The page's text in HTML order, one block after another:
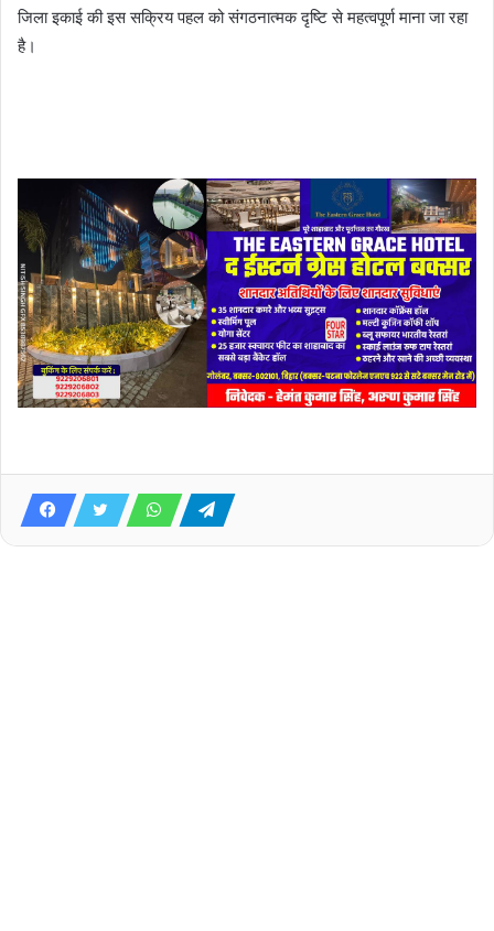
जिला इकाई की इस सक्रिय पहल को संगठनात्मक दृष्टि से महत्वपूर्ण माना जा रहा
है।